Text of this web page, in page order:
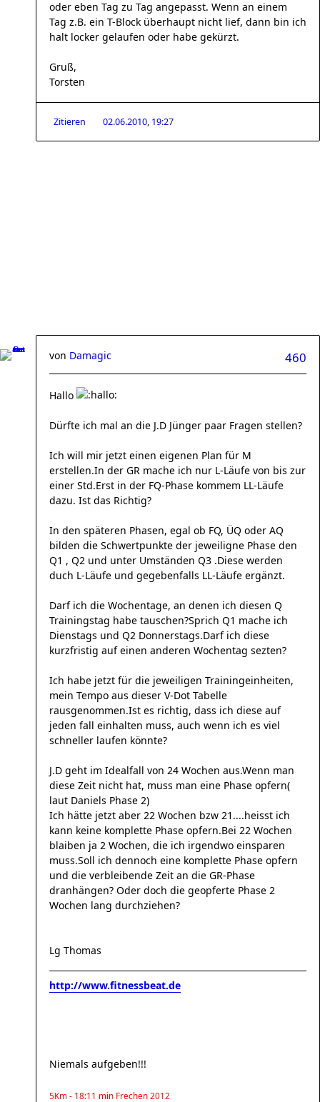
oder eben Tag zu Tag angepasst. Wenn an einem
Tag z.B. ein T-Block überhaupt nicht lief, dann bin ich
halt locker gelaufen oder habe gekürzt.
Gruß,
Torsten
Zitieren 02.06.2010, 19:27
460
von Damagic
Hallo
Dürfte ich mal an die J.D Jünger paar Fragen stellen?
Ich will mir jetzt einen eigenen Plan für M
erstellen.In der GR mache ich nur L-Läufe von bis zur
einer Std.Erst in der FQ-Phase kommem LL-Läufe
dazu. Ist das Richtig?
In den späteren Phasen, egal ob FQ, ÜQ oder AQ
bilden die Schwertpunkte der jeweiligne Phase den
Q1 , Q2 und unter Umständen Q3 .Diese werden
duch L-Läufe und gegebenfalls LL-Läufe ergänzt.
Darf ich die Wochentage, an denen ich diesen Q
Trainingstag habe tauschen?Sprich Q1 mache ich
Dienstags und Q2 Donnerstags.Darf ich diese
kurzfristig auf einen anderen Wochentag sezten?
Ich habe jetzt für die jeweiligen Trainingeinheiten,
mein Tempo aus dieser V-Dot Tabelle
rausgenommen.Ist es richtig, dass ich diese auf
jeden fall einhalten muss, auch wenn ich es viel
schneller laufen könnte?
J.D geht im Idealfall von 24 Wochen aus.Wenn man
diese Zeit nicht hat, muss man eine Phase opfern(
laut Daniels Phase 2)
Ich hätte jetzt aber 22 Wochen bzw 21....heisst ich
kann keine komplette Phase opfern.Bei 22 Wochen
blaiben ja 2 Wochen, die ich irgendwo einsparen
muss.Soll ich dennoch eine komplette Phase opfern
und die verbleibende Zeit an die GR-Phase
dranhängen? Oder doch die geopferte Phase 2
Wochen lang durchziehen?
Lg Thomas
http://www.fitnessbeat.de
Niemals aufgeben!!!
5Km - 18:11 min Frechen 2012